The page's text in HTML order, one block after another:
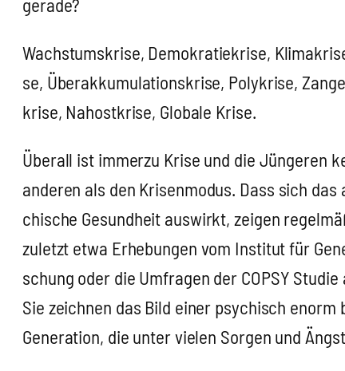
Wachs­tums­kri­se, Demo­kra­tie­kri­se,
se, Über­ak­ku­mu­la­ti­ons­kri­se, Poly­kri­se,
kri­se, Nah­ost­kri­se, Glo­ba­le Kri­se.
Über­all ist immer­zu Kri­se und die Jün­ge­ren
ande­ren als den Kri­sen­mo­dus. Dass sich
chi­sche Gesund­heit aus­wirkt, zei­gen
zuletzt etwa Erhe­bun­gen vom Insti­tut für
schung oder die Umfra­gen der COPSY Stu­die
Sie zeich­nen das Bild einer psy­chisch enorm
Gene­ra­ti­on, die unter vie­len Sor­gen und